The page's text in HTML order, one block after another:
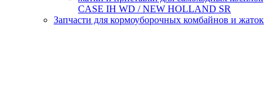
CASE IH WD / NEW HOLLAND SR
Запчасти для кормоуборочных комбайнов и жаток